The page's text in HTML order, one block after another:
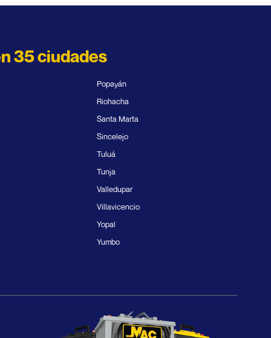
35 ciudades
Popayán
Riohacha
Santa Marta
Sincelejo
Tuluá
Tunja
Valledupar
Villavicencio
Yopal
Yumbo